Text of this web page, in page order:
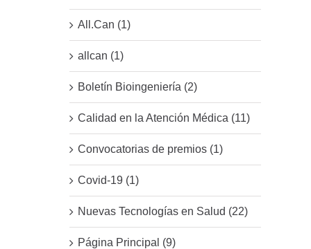
All.Can (1)
allcan (1)
Boletín Bioingeniería (2)
Calidad en la Atención Médica (11)
Convocatorias de premios (1)
Covid-19 (1)
Nuevas Tecnologías en Salud (22)
Página Principal (9)